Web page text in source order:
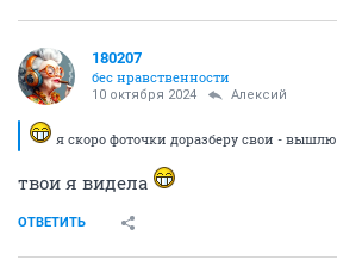
180207
бес нравственности
10 октября 2024 Алексий
я скоро фоточки доразберу свои - вышлю
твои я видела
ОТВЕТИТЬ